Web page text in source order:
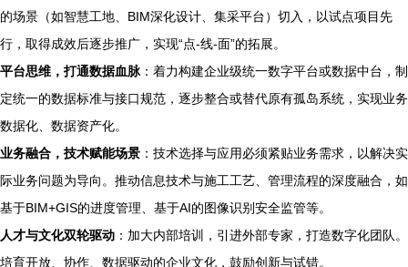
的场景（如智慧工地、BIM深化设计、集采平台）切入，以试点项目先
行，取得成效后逐步推广，实现“点-线-面”的拓展。
平台思维，打通数据血脉 ：着力构建企业级统一数字平台或数据中台，制
定统一的数据标准与接口规范，逐步整合或替代原有孤岛系统，实现业务
数据化、数据资产化。
业务融合，技术赋能场景 ：技术选择与应用必须紧贴业务需求，以解决实
际业务问题为导向。推动信息技术与施工工艺、管理流程的深度融合，如
基于BIM+GIS的进度管理、基于AI的图像识别安全监管等。
人才与文化双轮驱动 ：加大内部培训，引进外部专家，打造数字化团队。
培育开放、协作、数据驱动的企业文化，鼓励创新与试错。